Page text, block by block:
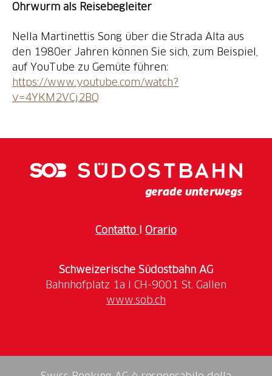
Ohrwurm als Reisebegleiter
Nella Martinettis Song über die Strada Alta aus
den 1980er Jahren können Sie sich, zum Beispiel,
auf YouTube zu Gemüte führen:
https://www.youtube.com/watch?
v=4YKM2VCj2BQ
Contatto Orario
Schweizerische Südostbahn AG
www.sob.ch